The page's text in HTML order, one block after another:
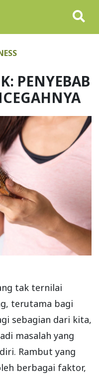
PENYEBAB
tak ternilai
terutama bagi
sebagian dari kita,
masalah yang
Rambut yang
berbagai faktor,